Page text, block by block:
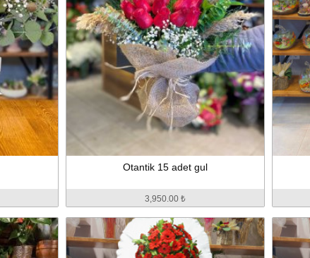
Otantik 15 adet gul
3,950.00 ₺